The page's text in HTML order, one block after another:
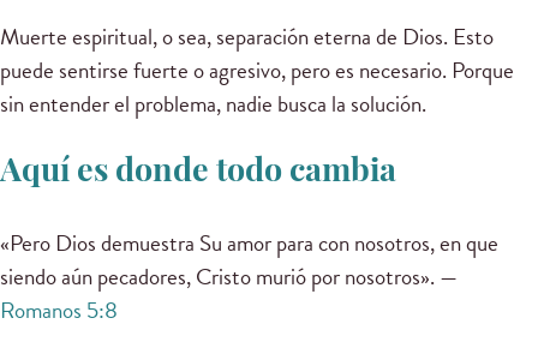
Muerte espiritual, o sea, separación eterna de Dios. Esto
puede sentirse fuerte o agresivo, pero es necesario. Porque
sin entender el problema, nadie busca la solución.
Aquí es donde todo cambia
«Pero Dios demuestra Su amor para con nosotros, en que
siendo aún pecadores, Cristo murió por nosotros». —
Romanos 5:8